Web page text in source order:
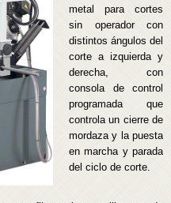
metal para cortes
sin operador con
distintos ángulos del
corte a izquierda y
derecha, con
consola de control
programada que
controla un cierre de
mordaza y la puesta
en marcha y parada
del ciclo de corte.